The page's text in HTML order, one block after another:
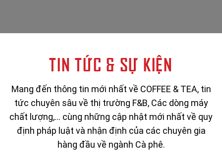
TIN TỨC & SỰ KIỆN
Mang đến thông tin mới nhất về COFFEE & TEA, tin
tức chuyên sâu về thị trường F&B, Các dòng máy
chất lượng,… cùng những cập nhật mới nhất về quy
định pháp luật và nhận định của các chuyên gia
hàng đầu về ngành Cà phê.